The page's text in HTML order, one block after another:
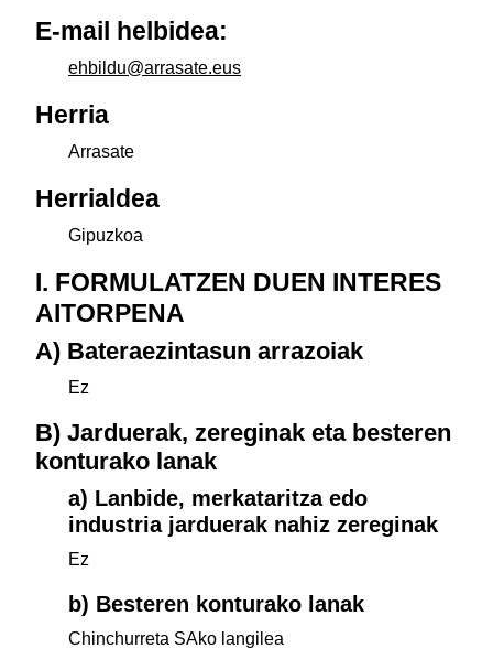
E-mail helbidea:
ehbildu@arrasate.eus
Herria
Arrasate
Herrialdea
Gipuzkoa
I. FORMULATZEN DUEN INTERES
AITORPENA
A) Bateraezintasun arrazoiak
Ez
B) Jarduerak, zereginak eta besteren
konturako lanak
a) Lanbide, merkataritza edo
industria jarduerak nahiz zereginak
Ez
b) Besteren konturako lanak
Chinchurreta SAko langilea